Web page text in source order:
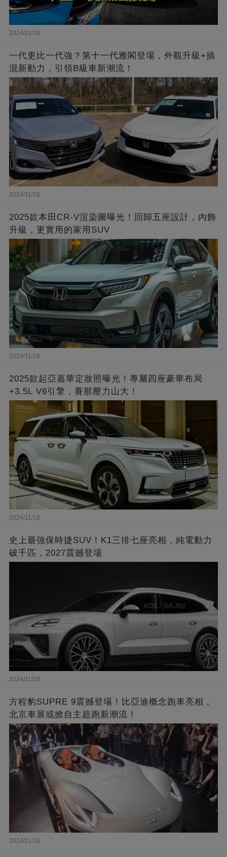
2024/11/18
一代更比一代強？第十一代雅閣登場，外觀升級+插
混新動力，引領B級車新潮流！
2024/11/18
2025款本田CR-V渲染圖曝光！回歸五座設計，內飾
升級，更實用的家用SUV
2024/11/18
2025款起亞嘉華定妝照曝光！專屬四座豪華布局
+3.5L V6引擎，賽那壓力山大！
2024/11/18
史上最強保時捷SUV！K1三排七座亮相，純電動力
破千匹，2027震撼登場
2024/11/18
方程豹SUPRE 9震撼登場！比亞迪概念跑車亮相，
北京車展或掀自主超跑新潮流！
2024/11/18